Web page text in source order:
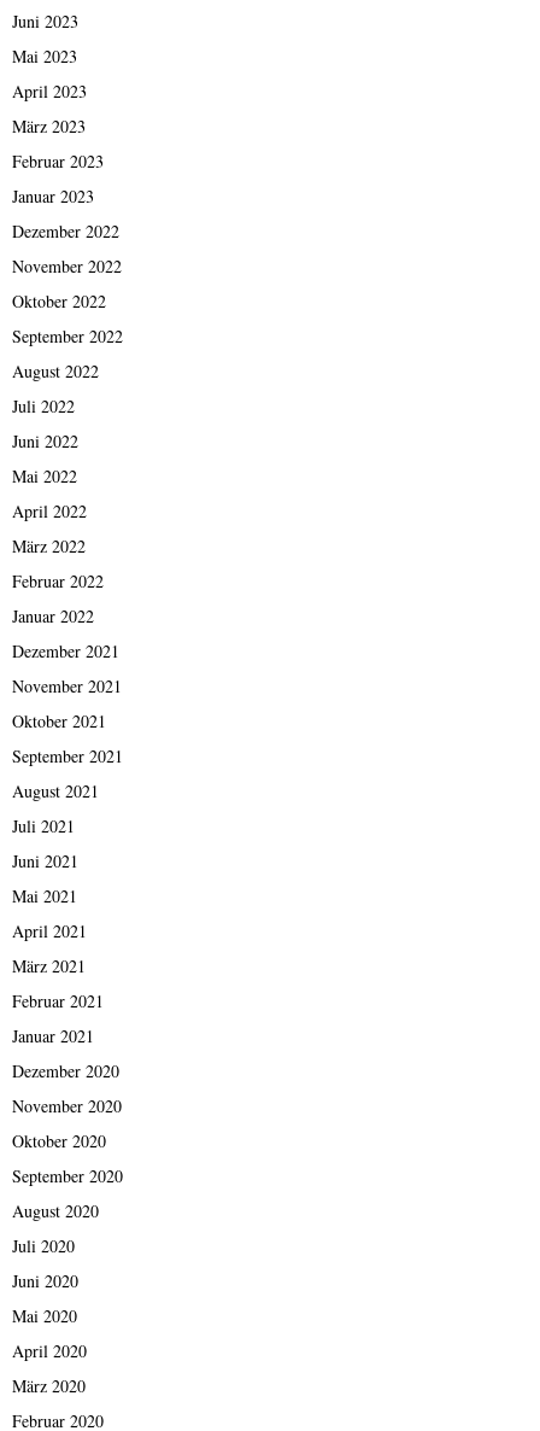
Juni 2023
Mai 2023
April 2023
März 2023
Februar 2023
Januar 2023
Dezember 2022
November 2022
Oktober 2022
September 2022
August 2022
Juli 2022
Juni 2022
Mai 2022
April 2022
März 2022
Februar 2022
Januar 2022
Dezember 2021
November 2021
Oktober 2021
September 2021
August 2021
Juli 2021
Juni 2021
Mai 2021
April 2021
März 2021
Februar 2021
Januar 2021
Dezember 2020
November 2020
Oktober 2020
September 2020
August 2020
Juli 2020
Juni 2020
Mai 2020
April 2020
März 2020
Februar 2020